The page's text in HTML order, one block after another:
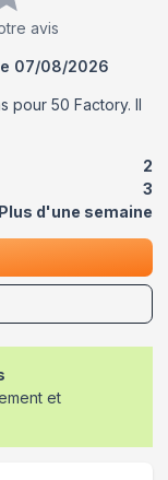
avis
07/08/2026
pour 50 Factory. Il
2
3
Plus d'une semaine
et